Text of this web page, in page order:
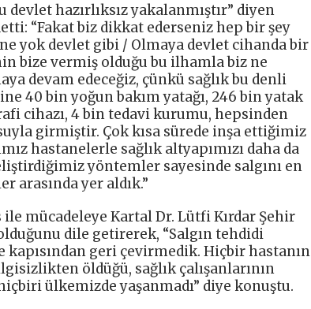
hazırlıksız yakalanmıştır” diyen
“Fakat biz dikkat ederseniz hep bir şey
yok devlet gibi / Olmaya devlet cihanda bir
bize vermiş olduğu bu ilhamla biz ne
devam edeceğiz, çünkü sağlık bu denli
40 bin yoğun bakım yatağı, 246 bin yatak
cihazı, 4 bin tedavi kurumu, hepsinden
girmiştir. Çok kısa sürede inşa ettiğimiz
hastanelerle sağlık altyapımızı daha da
yöntemler sayesinde salgını en
arasında yer aldık.”
mücadeleye Kartal Dr. Lütfi Kırdar Şehir
dile getirerek, “Salgın tehdidi
kapısından geri çevirmedik. Hiçbir hastanın
öldüğü, sağlık çalışanlarının
ülkemizde yaşanmadı” diye konuştu.